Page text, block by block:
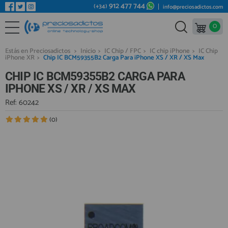
REPUESTOS MÓVILES
REPUESTOS TABLET
REPUESTOS RELOJES INTELIGENTES
REPUESTOS VIDEOCONSOLAS
REPUESTOS MACBOOK
REPUESTOS OTROS DISPOSITIVOS
MÓVILES REACONDICIONADOS
Bienvenid@ otra vez
YA SOY CLIENTE
Recordarme
Regístrate en un momento
¿ERES NUEVO?
(+34) 912 477 744 info@preciosadictos.com
0
Estás en Preciosadictos > Inicio > IC Chip / FPC > IC chip iPhone > IC Chip
iPhone XR > Chip IC BCM59355B2 Carga Para iPhone XS / XR / XS Max
CHIP IC BCM59355B2 CARGA PARA
IPHONE XS / XR / XS MAX
Ref: 60242
(0)